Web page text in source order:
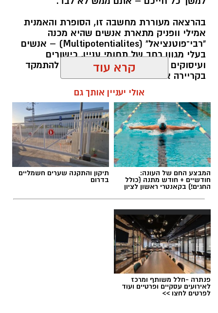
בהרצאה מעוררת מחשבה זו, הסופרת והאמנית
אמילי וופניק מתארת אנשים שהיא מכנה
"רבי־פוטנציאל" (Multipotentialites) – אנשים
בעלי מגוון רחב של תחומי עניין, כישורים
ועיסוקים שונים לאורך חייהם, במקום להתמקד
בקריירה אחת בלבד.
האם גם אתם כאלה?
אלדה נתנאל / 09:20 07.08.26
קרא עוד
אולי יעניין אותך גם
המבצע החם של העונה:
חודשיים + חודש מתנה (כולל
החגים!) בקאנטרי ראשון לציון
תיקון והתקנה שערים חשמליים
בדרום
פנתרה -חלל משותף ומרכז
לאירועים עסקיים ופרטיים ועוד
לפרטים לחצו >>